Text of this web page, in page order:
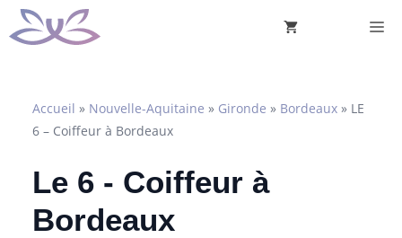
Aller
au
Accueil » Nouvelle-Aquitaine » Gironde » Bordeaux » LE
6 – Coiffeur à Bordeaux
Le 6 - Coiffeur à
Bordeaux